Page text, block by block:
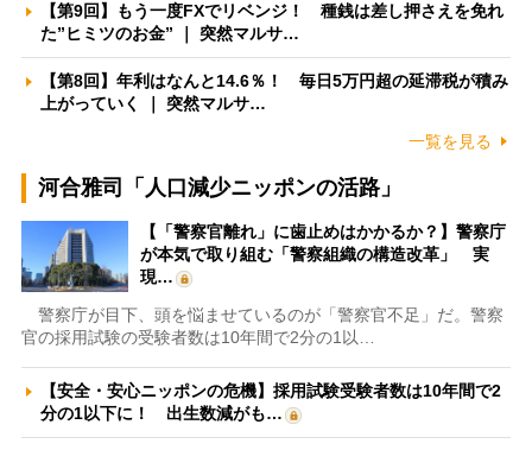
【第9回】もう一度FXでリベンジ！ 種銭は差し押さえを免れ
た”ヒミツのお金” ｜ 突然マルサ…
【第8回】年利はなんと14.6％！ 毎日5万円超の延滞税が積み
上がっていく ｜ 突然マルサ…
一覧を見る
河合雅司「人口減少ニッポンの活路」
【「警察官離れ」に歯止めはかかるか？】警察庁
が本気で取り組む「警察組織の構造改革」 実
現…
警察庁が目下、頭を悩ませているのが「警察官不足」だ。警察
官の採用試験の受験者数は10年間で2分の1以…
【安全・安心ニッポンの危機】採用試験受験者数は10年間で2
分の1以下に！ 出生数減がも…